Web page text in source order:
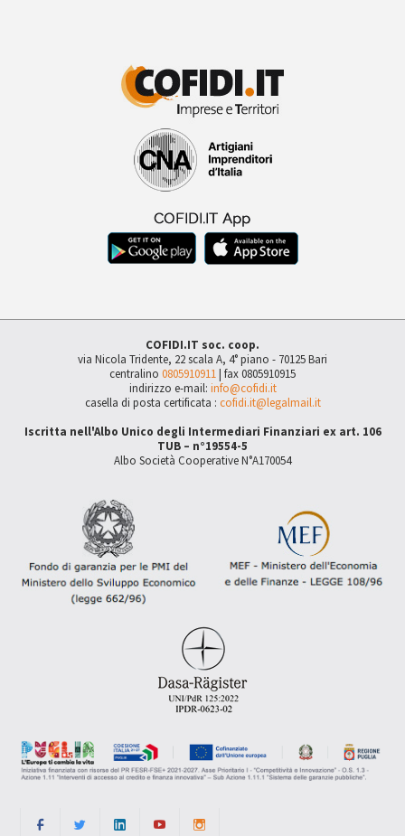
COFIDI.IT soc. coop.
via Nicola Tridente, 22 scala A, 4° piano - 70125 Bari
centralino 0805910911| fax 0805910915
indirizzo e-mail: info@cofidi.it
casella di posta certificata : cofidi.it@legalmail.it
Iscritta nell'Albo Unico degli Intermediari Finanziari ex art. 106
TUB – n°19554-5
Albo Società Cooperative N°A170054